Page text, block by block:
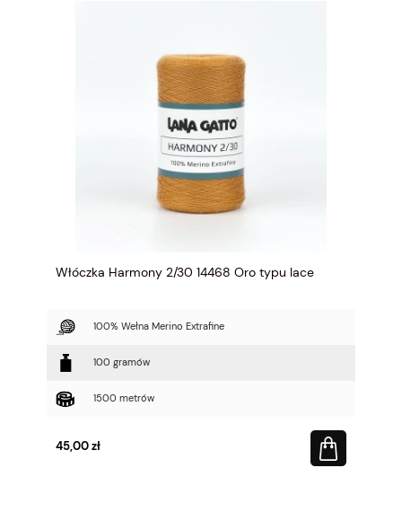
Włóczka Harmony 2/30 14468 Oro typu lace
100% Wełna Merino Extrafine
100 gramów
1500 metrów
45,00 zł